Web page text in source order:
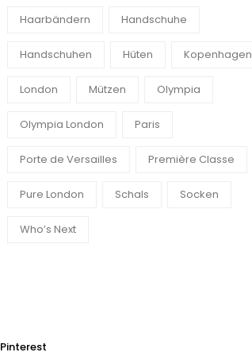
Haarbändern Handschuhe
Handschuhen Hüten Kopenhagen
London Mützen Olympia
Olympia London Paris
Porte de Versailles Première Classe
Pure London Schals Socken
Who’s Next
Pinterest